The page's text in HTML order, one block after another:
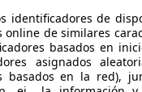
EUROPA S.L
identificadores de
online de similares
basados en
asignados
basados en la red),